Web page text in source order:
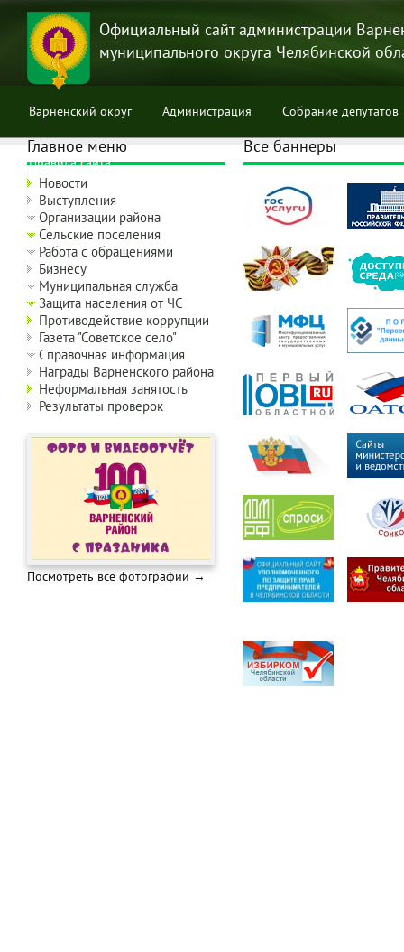
Перейти
основному
содержанию
Официальный сайт администрации
муниципального округа Челябинской
Варненский округ Администрация Собрание депутатов
Правила сайта
Все баннеры
Главное меню
Новости
Выступления
Организации района
Сельские поселения
Работа с обращениями
Бизнесу
Муниципальная служба
Защита населения от ЧС
Противодействие коррупции
Газета "Советское село"
Справочная информация
Награды Варненского района
Неформальная занятость
Результаты проверок
Посмотреть все фотографии →